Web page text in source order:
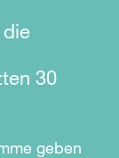
30
geben